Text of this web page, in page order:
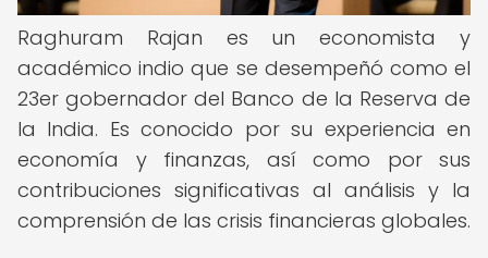
Raghuram Rajan es un economista y
académico indio que se desempeñó como el
23er gobernador del Banco de la Reserva de
la India. Es conocido por su experiencia en
economía y finanzas, así como por sus
contribuciones significativas al análisis y la
comprensión de las crisis financieras globales.